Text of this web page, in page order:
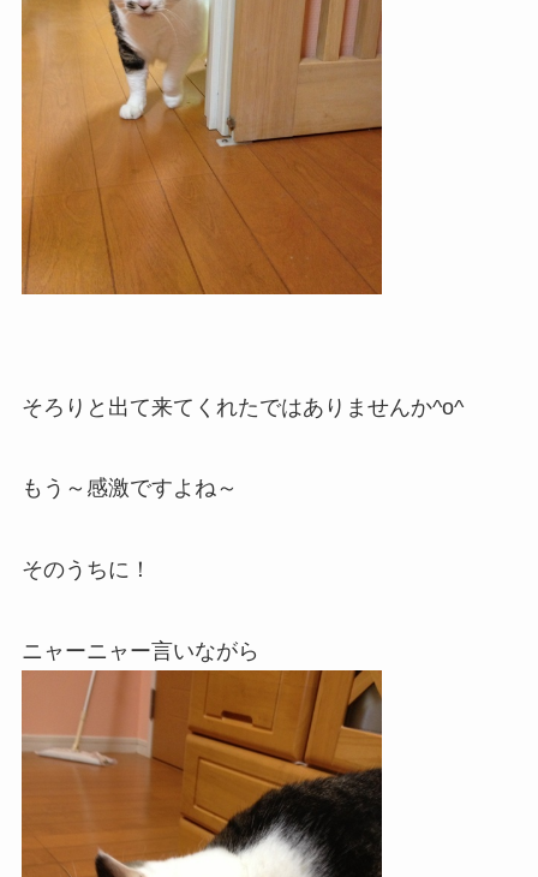
そろりと出て来てくれたではありませんか^o^
もう～感激ですよね～
そのうちに！
ニャーニャー言いながら